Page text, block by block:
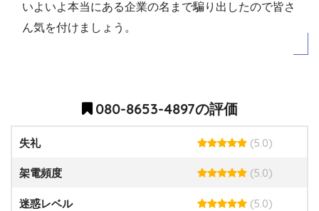
いよいよ本当にある企業の名まで騙り出したので皆さ
ん気を付けましょう。
080-8653-4897の評価
失礼 (5.0)
架電頻度 (5.0)
迷惑レベル (5.0)